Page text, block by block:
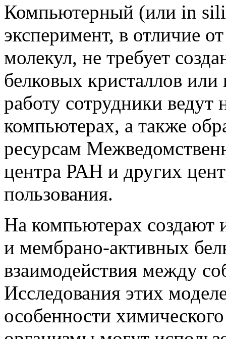
Компьютерный (или in
эксперимент, в отличие
молекул, не требует
белковых кристаллов
работу сотрудники
компьютерах, а также
ресурсам
центра РАН и других
пользования.
На компьютерах
и мембрано-активных
взаимодействия между
Исследования этих
особенности